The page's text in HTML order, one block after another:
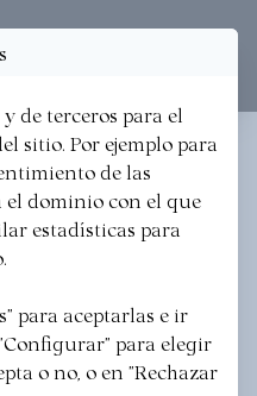
BUEY
de terceros para el
sitio. Por ejemplo para
de las
el dominio con el que
estadísticas para
para aceptarlas e ir
para elegir
o no, o en "Rechazar